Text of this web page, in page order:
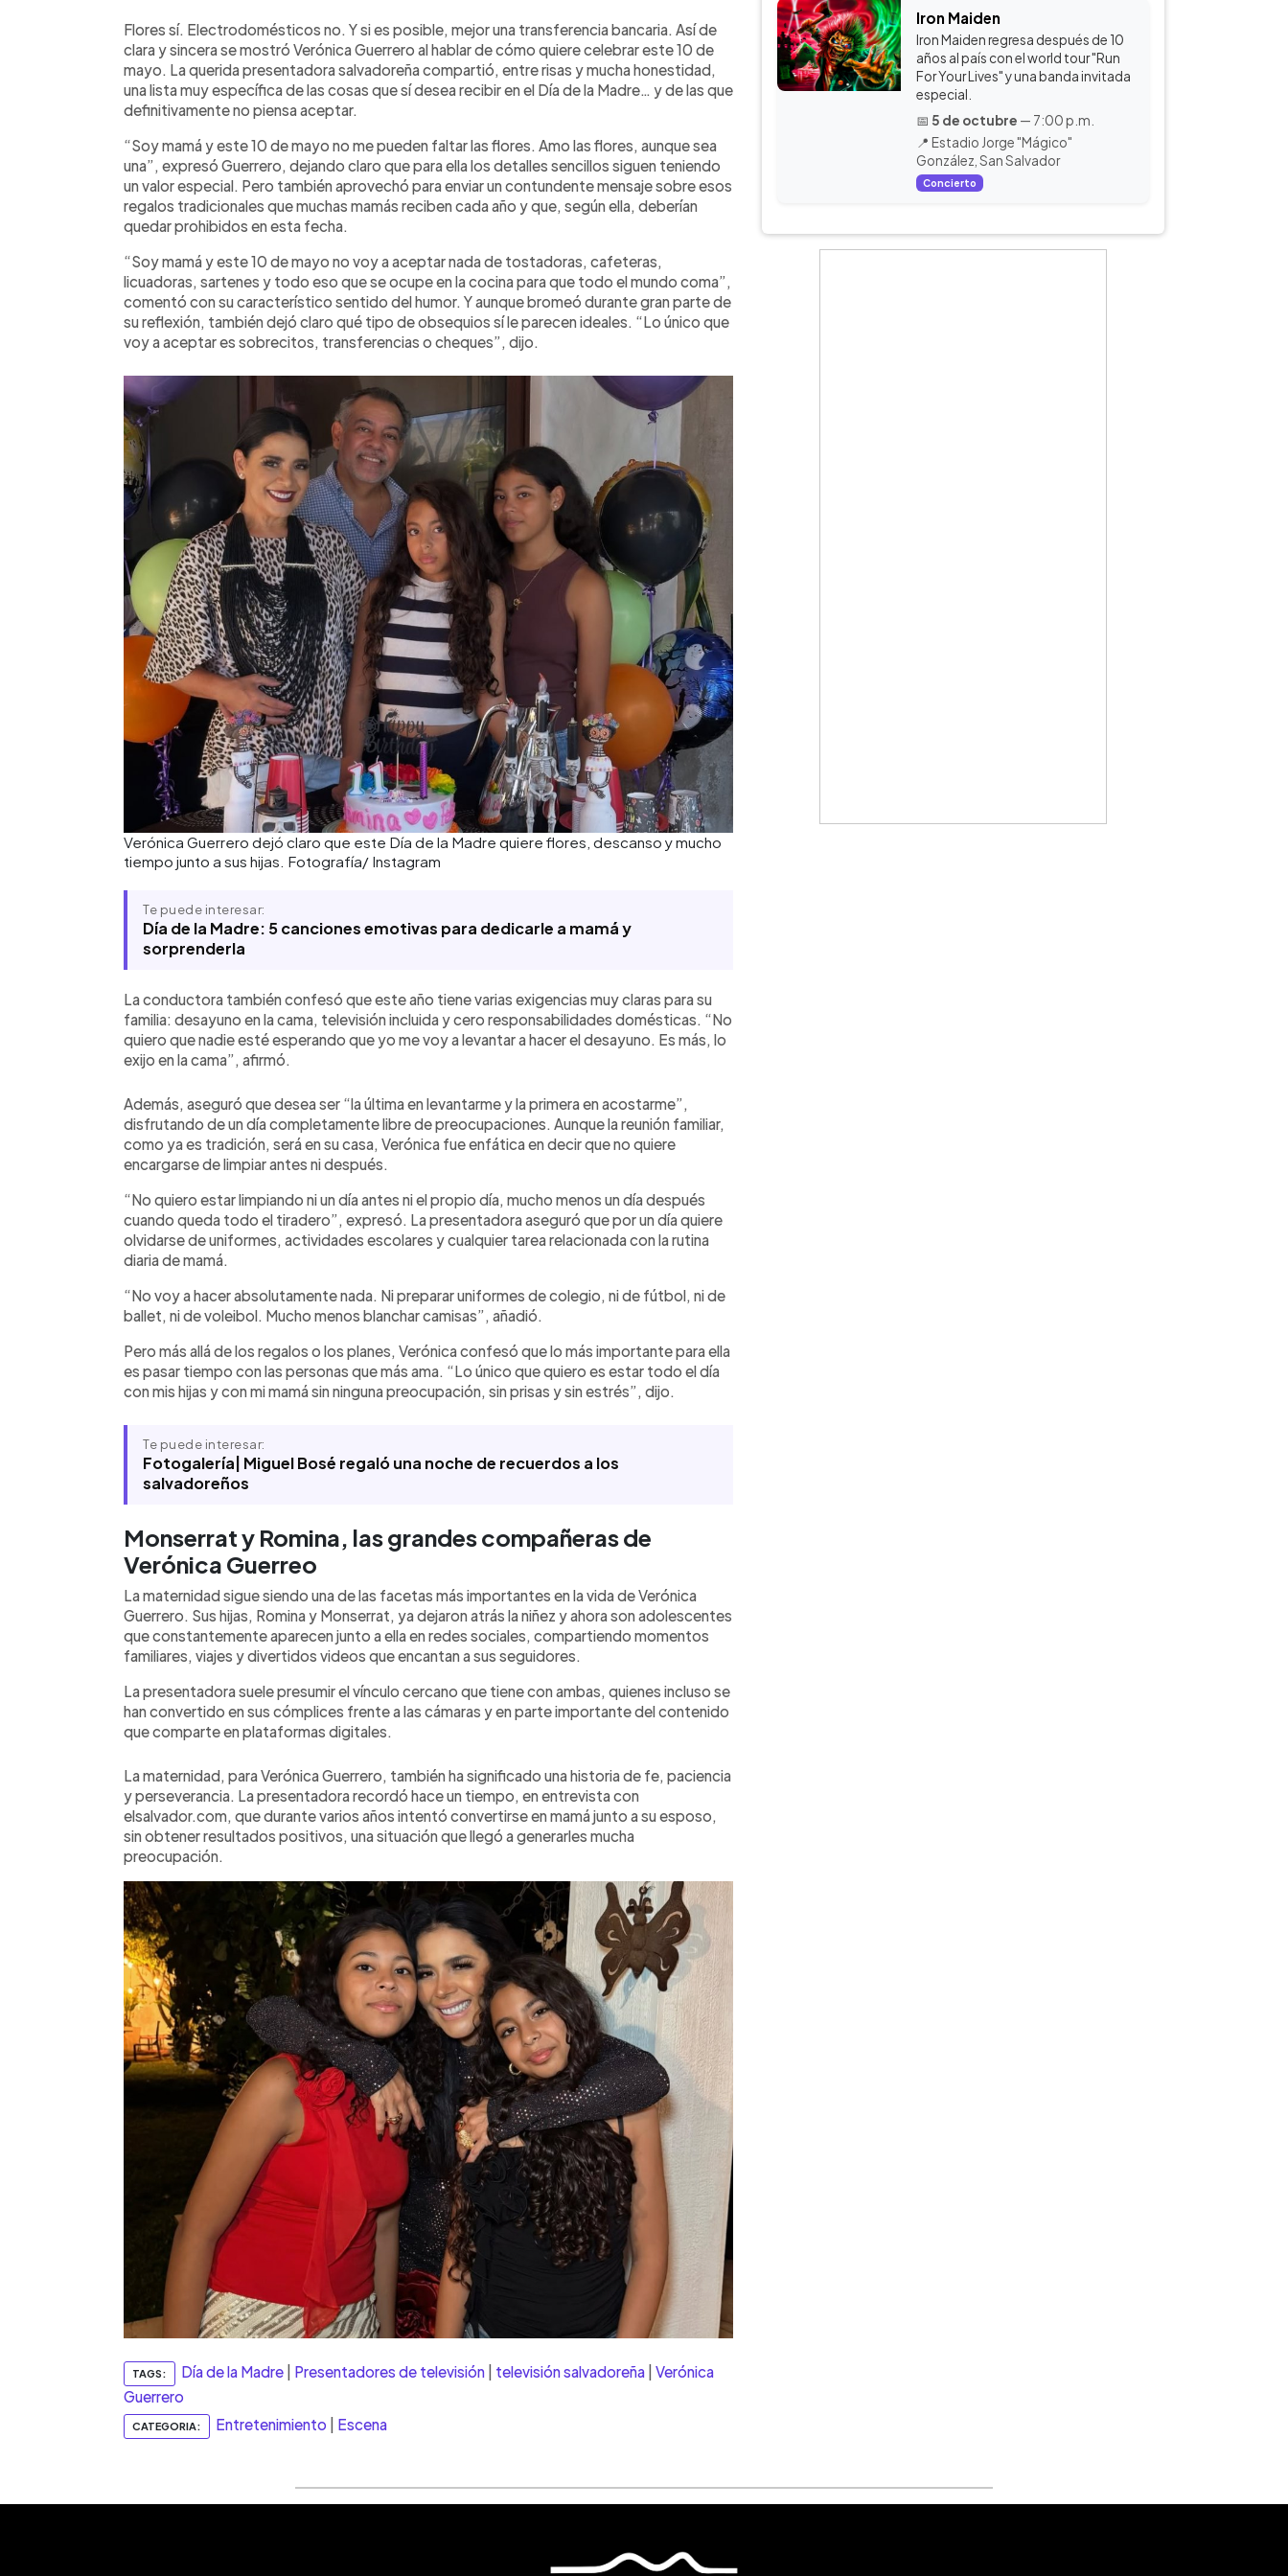
► Escuchar artículo
Verónica Guerrero habló con sinceridad y humor sobre cómo quiere
celebrar este Día de la Madre. La presentadora aseguró que ama recibir
flores, pero dejó claro que no aceptará electrodomésticos ni artículos de
cocina como regalo. Entre sus exigencias para el 10 de mayo están
desayuno en la cama, descansar todo el día y olvidarse de las tareas del
tiempo con sus hijas Regina y Monserrat, quienes ya son adolescentes y la
acompañan constantemente en redes sociales. También recordó el difícil
proceso que vivió antes de lograr convertirse en mamá.
Flores sí. Electrodomésticos no. Y si es posible, mejor una transferencia bancaria. Así de
clara y sincera se mostró Verónica Guerrero al hablar de cómo quiere celebrar este 10 de
mayo. La querida presentadora salvadoreña compartió, entre risas y mucha honestidad,
una lista muy específica de las cosas que sí desea recibir en el Día de la Madre… y de las que
definitivamente no piensa aceptar.
“Soy mamá y este 10 de mayo no me pueden faltar las flores. Amo las flores, aunque sea
una”, expresó Guerrero, dejando claro que para ella los detalles sencillos siguen teniendo
un valor especial. Pero también aprovechó para enviar un contundente mensaje sobre esos
regalos tradicionales que muchas mamás reciben cada año y que, según ella, deberían
quedar prohibidos en esta fecha.
“Soy mamá y este 10 de mayo no voy a aceptar nada de tostadoras, cafeteras,
licuadoras, sartenes y todo eso que se ocupe en la cocina para que todo el mundo coma”,
comentó con su característico sentido del humor. Y aunque bromeó durante gran parte de
su reflexión, también dejó claro qué tipo de obsequios sí le parecen ideales. “Lo único que
voy a aceptar es sobrecitos, transferencias o cheques”, dijo.
Verónica Guerrero dejó claro que este Día de la Madre quiere flores, descanso y mucho
tiempo junto a sus hijas. Fotografía/ Instagram
Te puede interesar:
Día de la Madre: 5 canciones emotivas para dedicarle a mamá y
sorprenderla
La conductora también confesó que este año tiene varias exigencias muy claras para su
familia: desayuno en la cama, televisión incluida y cero responsabilidades domésticas. “No
quiero que nadie esté esperando que yo me voy a levantar a hacer el desayuno. Es más, lo
exijo en la cama”, afirmó.
Además, aseguró que desea ser “la última en levantarme y la primera en acostarme”,
disfrutando de un día completamente libre de preocupaciones. Aunque la reunión familiar,
como ya es tradición, será en su casa, Verónica fue enfática en decir que no quiere
encargarse de limpiar antes ni después.
“No quiero estar limpiando ni un día antes ni el propio día, mucho menos un día después
cuando queda todo el tiradero”, expresó. La presentadora aseguró que por un día quiere
olvidarse de uniformes, actividades escolares y cualquier tarea relacionada con la rutina
diaria de mamá.
“No voy a hacer absolutamente nada. Ni preparar uniformes de colegio, ni de fútbol, ni de
ballet, ni de voleibol. Mucho menos blanchar camisas”, añadió.
Pero más allá de los regalos o los planes, Verónica confesó que lo más importante para ella
es pasar tiempo con las personas que más ama. “Lo único que quiero es estar todo el día
con mis hijas y con mi mamá sin ninguna preocupación, sin prisas y sin estrés”, dijo.
Te puede interesar:
Fotogalería| Miguel Bosé regaló una noche de recuerdos a los
salvadoreños
Monserrat y Romina, las grandes compañeras de
Verónica Guerreo
La maternidad sigue siendo una de las facetas más importantes en la vida de Verónica
Guerrero. Sus hijas, Romina y Monserrat, ya dejaron atrás la niñez y ahora son adolescentes
que constantemente aparecen junto a ella en redes sociales, compartiendo momentos
familiares, viajes y divertidos videos que encantan a sus seguidores.
La presentadora suele presumir el vínculo cercano que tiene con ambas, quienes incluso se
han convertido en sus cómplices frente a las cámaras y en parte importante del contenido
que comparte en plataformas digitales.
La maternidad, para Verónica Guerrero, también ha significado una historia de fe, paciencia
y perseverancia. La presentadora recordó hace un tiempo, en entrevista con
elsalvador.com, que durante varios años intentó convertirse en mamá junto a su esposo,
sin obtener resultados positivos, una situación que llegó a generarles mucha
preocupación.
TAGS: Día de la Madre Presentadores de televisión televisión salvadoreña Verónica
Guerrero
CATEGORIA: Entretenimiento Escena
Iron Maiden
Iron Maiden regresa después de 10
años al país con el world tour "Run
For Your Lives" y una banda invitada
especial.
📅 5 de octubre — 7:00 p.m.
📍 Estadio Jorge "Mágico"
González, San Salvador
Concierto